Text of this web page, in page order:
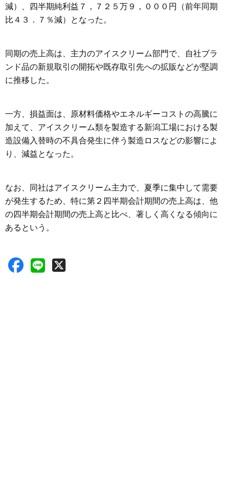
減）、四半期純利益７，７２５万９，０００円（前年同期
比４３．７％減）となった。
同期の売上高は、主力のアイスクリーム部門で、自社ブラ
ンド品の新規取引の開拓や既存取引先への拡販などが堅調
に推移した。
一方、損益面は、原材料価格やエネルギーコストの高騰に
加えて、アイスクリーム類を製造する新潟工場における製
造設備入替時の不具合発生に伴う製造ロスなどの影響によ
り、減益となった。
なお、同社はアイスクリーム主力で、夏季に集中して需要
が発生するため、特に第２四半期会計期間の売上高は、他
の四半期会計期間の売上高と比べ、著しく高くなる傾向に
あるという。